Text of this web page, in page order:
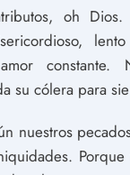
oh
constante.
su cólera para
nuestros